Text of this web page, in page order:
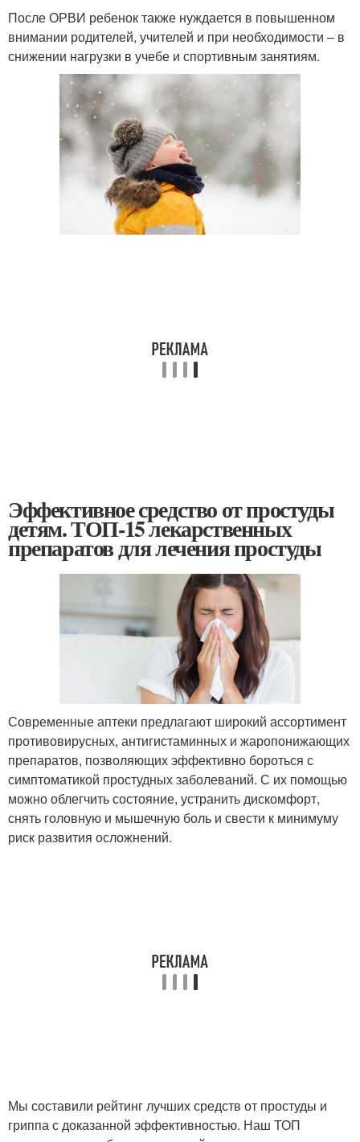
После ОРВИ ребенок также нуждается в повышенном
внимании родителей, учителей и при необходимости – в
снижении нагрузки в учебе и спортивным занятиям.
Эффективное средство от простуды
детям. ТОП-15 лекарственных
препаратов для лечения простуды
Современные аптеки предлагают широкий ассортимент
противовирусных, антигистаминных и жаропонижающих
препаратов, позволяющих эффективно бороться с
симптоматикой простудных заболеваний. С их помощью
можно облегчить состояние, устранить дискомфорт,
снять головную и мышечную боль и свести к минимуму
риск развития осложнений.
Мы составили рейтинг лучших средств от простуды и
гриппа с доказанной эффективностью. Наш ТОП